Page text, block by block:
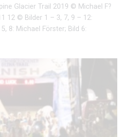
Glacier Trail 2019 © Michael F?
12 © Bilder 1 – 3, 7, 9 – 12:
8: Michael Förster; Bild 6: